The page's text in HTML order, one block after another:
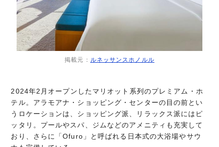
掲載元： ルネッサンスホノルル
2024年2月オープンしたマリオット系列のプレミアム・ホ
テル。アラモアナ・ショッピング・センターの目の前とい
うロケーションは、ショッピング派、リラックス派にはピ
ッタリ。プールやスパ、ジムなどのアメニティも充実して
おり、さらに「Ofuro」と呼ばれる日本式の大浴場やサウ